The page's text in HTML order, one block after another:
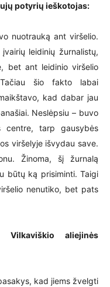
potyrių ieškotojas:
nuotrauką ant viršelio.
leidinių žurnalistų,
bet ant leidinio viršelio
šio fakto labai
kad dabar jau
Neslėpsiu – buvo
centre, tarp gausybės
viršelyje išvydau save.
Žinoma, šį žurnalą
būtų ką prisiminti. Taigi
nenutiko, bet pats
Vilkaviškio aliejinės
kad jiems žvelgti